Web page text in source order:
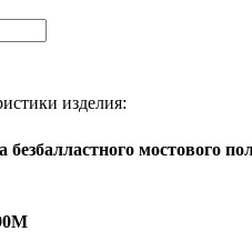
изделия:
безбалластного мостового